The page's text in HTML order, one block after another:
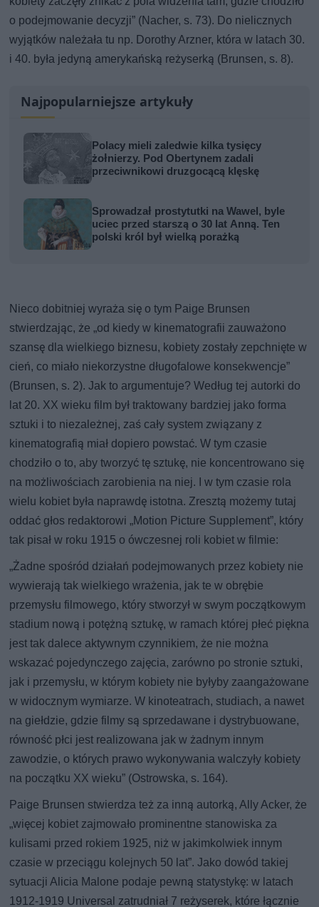
o podejmowanie decyzji” (Nacher, s. 73). Do nielicznych
wyjątków należała tu np. Dorothy Arzner, która w latach 30.
i 40. była jedyną amerykańską reżyserką (Brunsen, s. 8).
Najpopularniejsze artykuły
Polacy mieli zaledwie kilka tysięcy
żołnierzy. Pod Obertynem zadali
przeciwnikowi druzgocącą klęskę
Sprowadzał prostytutki na Wawel, byle
uciec przed starszą o 30 lat Anną. Ten
polski król był wielką porażką
Nieco dobitniej wyraża się o tym Paige Brunsen
stwierdzając, że „od kiedy w kinematografii zauważono
szansę dla wielkiego biznesu, kobiety zostały zepchnięte w
cień, co miało niekorzystne długofalowe konsekwencje”
(Brunsen, s. 2). Jak to argumentuje? Według tej autorki do
lat 20. XX wieku film był traktowany bardziej jako forma
sztuki i to niezależnej, zaś cały system związany z
kinematografią miał dopiero powstać. W tym czasie
chodziło o to, aby tworzyć tę sztukę, nie koncentrowano się
na możliwościach zarobienia na niej. I w tym czasie rola
wielu kobiet była naprawdę istotna. Zresztą możemy tutaj
oddać głos redaktorowi „Motion Picture Supplement”, który
tak pisał w roku 1915 o ówczesnej roli kobiet w filmie:
„Żadne spośród działań podejmowanych przez kobiety nie
wywierają tak wielkiego wrażenia, jak te w obrębie
przemysłu filmowego, który stworzył w swym początkowym
stadium nową i potężną sztukę, w ramach której płeć piękna
jest tak dalece aktywnym czynnikiem, że nie można
wskazać pojedynczego zajęcia, zarówno po stronie sztuki,
jak i przemysłu, w którym kobiety nie byłyby zaangażowane
w widocznym wymiarze. W kinoteatrach, studiach, a nawet
na giełdzie, gdzie filmy są sprzedawane i dystrybuowane,
równość płci jest realizowana jak w żadnym innym
zawodzie, o których prawo wykonywania walczyły kobiety
na początku XX wieku” (Ostrowska, s. 164).
Paige Brunsen stwierdza też za inną autorką, Ally Acker, że
„więcej kobiet zajmowało prominentne stanowiska za
kulisami przed rokiem 1925, niż w jakimkolwiek innym
czasie w przeciągu kolejnych 50 lat”. Jako dowód takiej
sytuacji Alicia Malone podaje pewną statystykę: w latach
1912-1919 Universal zatrudniał 7 reżyserek, które łącznie